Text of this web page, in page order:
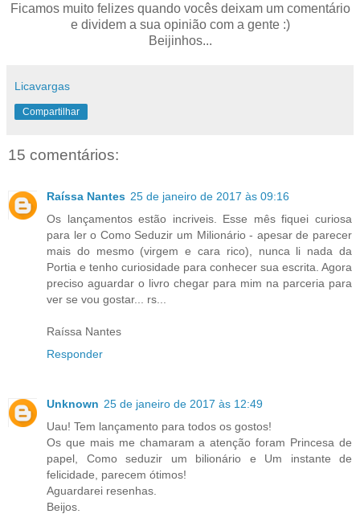
Ficamos muito felizes quando vocês deixam um comentário
e dividem a sua opinião com a gente :)
Beijinhos...
Licavargas
Compartilhar
15 comentários:
Raíssa Nantes 25 de janeiro de 2017 às 09:16
Os lançamentos estão incriveis. Esse mês fiquei curiosa
para ler o Como Seduzir um Milionário - apesar de parecer
mais do mesmo (virgem e cara rico), nunca li nada da
Portia e tenho curiosidade para conhecer sua escrita. Agora
preciso aguardar o livro chegar para mim na parceria para
ver se vou gostar... rs...
Raíssa Nantes
Responder
Unknown 25 de janeiro de 2017 às 12:49
Uau! Tem lançamento para todos os gostos!
Os que mais me chamaram a atenção foram Princesa de
papel, Como seduzir um bilionário e Um instante de
felicidade, parecem ótimos!
Aguardarei resenhas.
Beijos.